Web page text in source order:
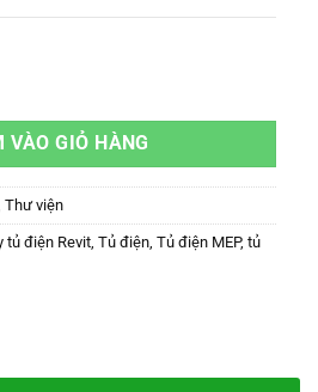
VÀO GIỎ HÀNG
Thư viện
tủ điện Revit Tủ điện Tủ điện MEP, tủ